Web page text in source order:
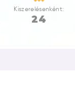
Kiszerelésenként:
24